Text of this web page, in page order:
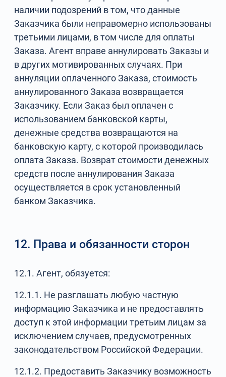
наличии подозрений в том, что данные
Заказчика были неправомерно использованы
третьими лицами, в том числе для оплаты
Заказа. Агент вправе аннулировать Заказы и
в других мотивированных случаях. При
аннуляции оплаченного Заказа, стоимость
аннулированного Заказа возвращается
Заказчику. Если Заказ был оплачен с
использованием банковской карты,
денежные средства возвращаются на
банковскую карту, с которой производилась
оплата Заказа. Возврат стоимости денежных
средств после аннулирования Заказа
осуществляется в срок установленный
банком Заказчика.
12. Права и обязанности сторон
12.1. Агент, обязуется:
12.1.1. Не разглашать любую частную
информацию Заказчика и не предоставлять
доступ к этой информации третьим лицам за
исключением случаев, предусмотренных
законодательством Российской Федерации.
12.1.2. Предоставить Заказчику возможность